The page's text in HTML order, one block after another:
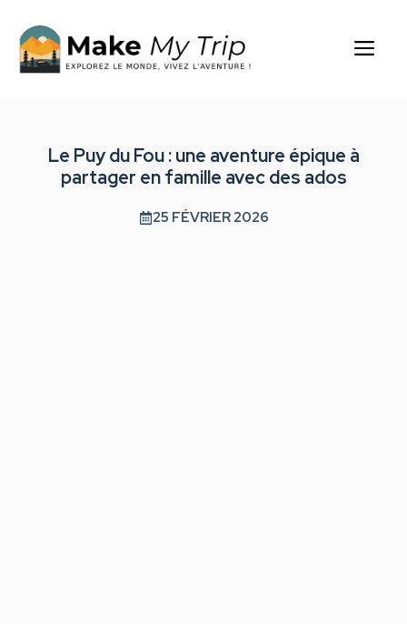
contenu
Le Puy du Fou : une aventure épique à
partager en famille avec des ados
25 FÉVRIER 2026